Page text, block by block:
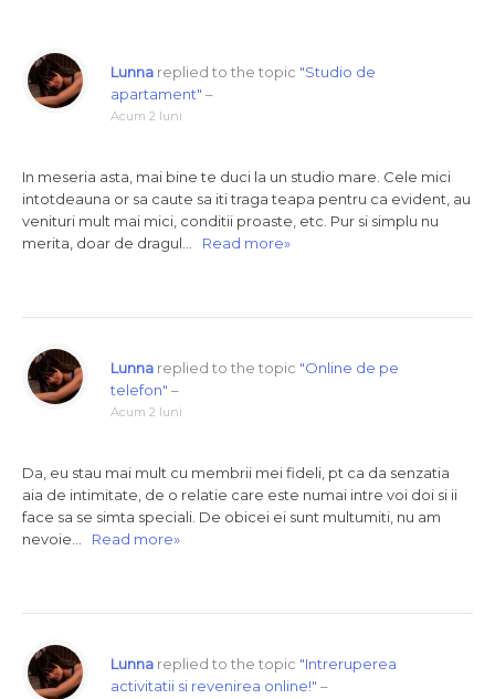
Lunna replied to the topic "Studio de
apartament" –
Acum 2 luni
In meseria asta, mai bine te duci la un studio mare. Cele mici
intotdeauna or sa caute sa iti traga teapa pentru ca evident, au
venituri mult mai mici, conditii proaste, etc. Pur si simplu nu
merita, doar de dragul… Read more»
Lunna replied to the topic "Online de pe
telefon" –
Acum 2 luni
Da, eu stau mai mult cu membrii mei fideli, pt ca da senzatia
aia de intimitate, de o relatie care este numai intre voi doi si ii
face sa se simta speciali. De obicei ei sunt multumiti, nu am
nevoie… Read more»
Lunna replied to the topic "Intreruperea
activitatii si revenirea online!" –